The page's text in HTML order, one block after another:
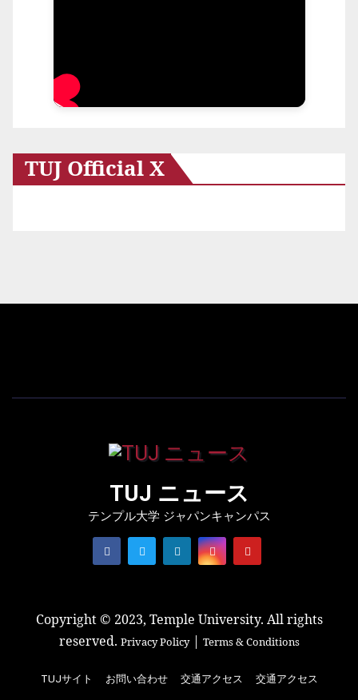
TUJ Official X
TUJ ニュース
テンプル大学 ジャパンキャンパス
Copyright © 2023, Temple University. All rights
reserved. Privacy Policy| Terms & Conditions
TUJサイト お問い合わせ 交通アクセス 交通アクセス